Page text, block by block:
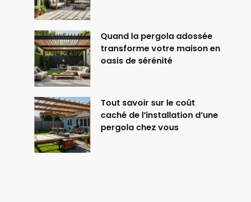
Quand la pergola adossée
transforme votre maison en
oasis de sérénité
Tout savoir sur le coût
caché de l’installation d’une
pergola chez vous